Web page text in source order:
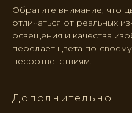
Обратите внимание, что
отличаться от реальных
освещения и качества
передает цвета по-
несоответствиям.
Дополнительно